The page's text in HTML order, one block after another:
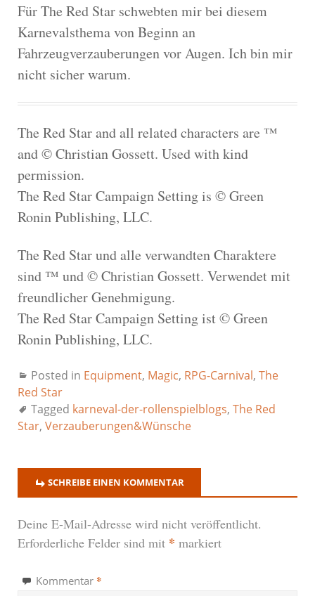
Für The Red Star schwebten mir bei diesem
Karnevalsthema von Beginn an
Fahrzeugverzauberungen vor Augen. Ich bin mir
nicht sicher warum.
The Red Star and all related characters are ™
and © Christian Gossett. Used with kind
permission.
The Red Star Campaign Setting is © Green
Ronin Publishing, LLC.
The Red Star und alle verwandten Charaktere
sind ™ und © Christian Gossett. Verwendet mit
freundlicher Genehmigung.
The Red Star Campaign Setting ist © Green
Ronin Publishing, LLC.
Posted in Equipment, Magic, RPG-Carnival, The
Red Star
Tagged karneval-der-rollenspielblogs, The Red
Star, Verzauberungen&Wünsche
SCHREIBE EINEN KOMMENTAR
Deine E-Mail-Adresse wird nicht veröffentlicht.
Erforderliche Felder sind mit * markiert
Kommentar *